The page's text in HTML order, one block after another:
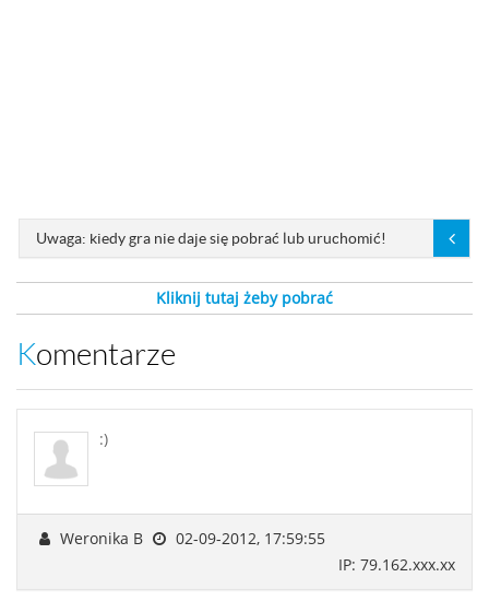
Uwaga: kiedy gra nie daje się pobrać lub uruchomić!
Kliknij tutaj żeby pobrać
Komentarze
:)
Weronika B
02-09-2012, 17:59:55
IP: 79.162.xxx.xx